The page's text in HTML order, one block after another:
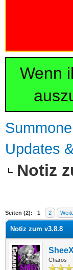
Wenn
Updates
Notiz
Seiten (2): 1 2
Durchschnitt
Notiz zum v3.8.8
SheeX
Charos